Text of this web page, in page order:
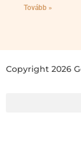
Tovább »
Copyright 2026